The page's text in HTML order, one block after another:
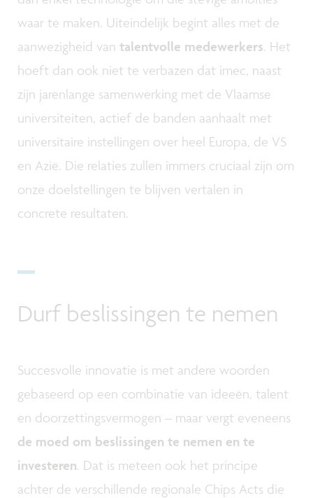
waar te maken. Uiteindelijk begint alles met de
aanwezigheid van talentvolle medewerkers. Het
hoeft dan ook niet te verbazen dat imec, naast
zijn jarenlange samenwerking met de Vlaamse
universiteiten, actief de banden aanhaalt met
universitaire instellingen over heel Europa, de VS
en Azië. Die relaties zullen immers cruciaal zijn om
onze doelstellingen te blijven vertalen in
concrete resultaten.
Durf beslissingen te nemen
Succesvolle innovatie is met andere woorden
gebaseerd op een combinatie van ideeën, talent
en doorzettingsvermogen – maar vergt eveneens
de moed om beslissingen te nemen en te
investeren. Dat is meteen ook het principe
achter de verschillende regionale Chips Acts die